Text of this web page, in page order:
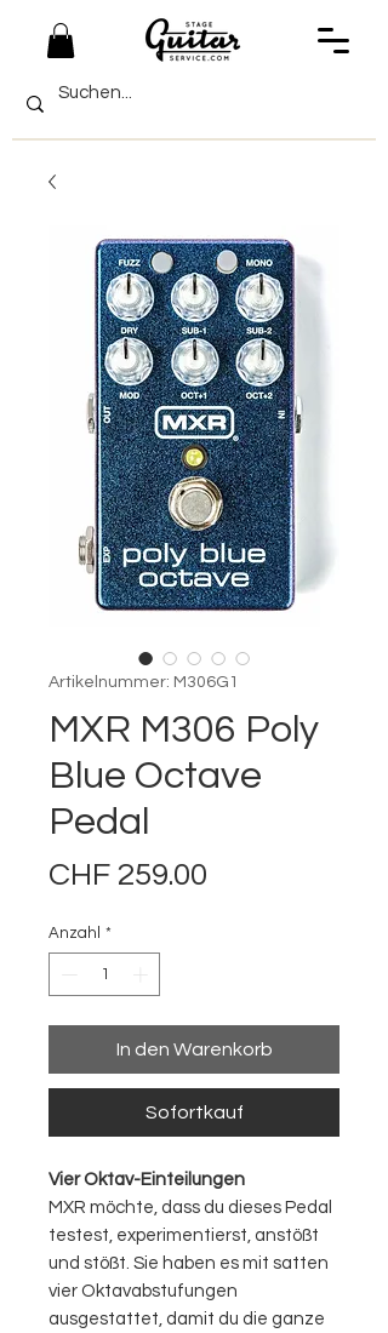
Artikelnummer: M306G1
MXR M306 Poly
Blue Octave
Pedal
CHF 259.00
Anzahl *
In den Warenkorb
Sofortkauf
Vier Oktav-Einteilungen
MXR möchte, dass du dieses Pedal
testest, experimentierst, anstößt
und stößt. Sie haben es mit satten
vier Oktavabstufungen
ausgestattet, damit du die ganze